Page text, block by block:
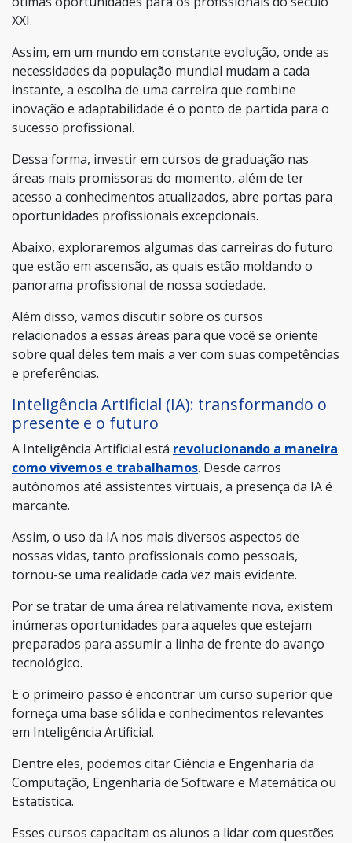
XXI.
Assim, em um mundo em constante evolução, onde as
necessidades da população mundial mudam a cada
instante, a escolha de uma carreira que combine
inovação e adaptabilidade é o ponto de partida para o
sucesso profissional.
Dessa forma, investir em cursos de graduação nas
áreas mais promissoras do momento, além de ter
acesso a conhecimentos atualizados, abre portas para
oportunidades profissionais excepcionais.
Abaixo, exploraremos algumas das carreiras do futuro
que estão em ascensão, as quais estão moldando o
panorama profissional de nossa sociedade.
Além disso, vamos discutir sobre os cursos
relacionados a essas áreas para que você se oriente
sobre qual deles tem mais a ver com suas competências
e preferências.
Inteligência Artificial (IA): transformando o
presente e o futuro
A Inteligência Artificial está revolucionando a maneira
como vivemos e trabalhamos. Desde carros
autônomos até assistentes virtuais, a presença da IA é
marcante.
Assim, o uso da IA nos mais diversos aspectos de
nossas vidas, tanto profissionais como pessoais,
tornou-se uma realidade cada vez mais evidente.
Por se tratar de uma área relativamente nova, existem
inúmeras oportunidades para aqueles que estejam
preparados para assumir a linha de frente do avanço
tecnológico.
E o primeiro passo é encontrar um curso superior que
forneça uma base sólida e conhecimentos relevantes
em Inteligência Artificial.
Dentre eles, podemos citar Ciência e Engenharia da
Computação, Engenharia de Software e Matemática ou
Estatística.
Esses cursos capacitam os alunos a lidar com questões